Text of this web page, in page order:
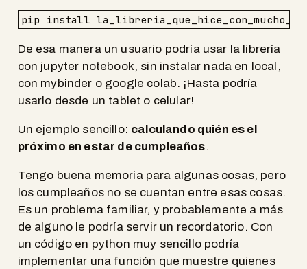
pip install
De esa manera un usuario podría usar la librería
con jupyter notebook, sin instalar nada en local,
con mybinder o google colab. ¡Hasta podría
usarlo desde un tablet o celular!
Un ejemplo sencillo: calculando quién es el
próximo en estar de cumpleaños.
Tengo buena memoria para algunas cosas, pero
los cumpleaños no se cuentan entre esas cosas.
Es un problema familiar, y probablemente a más
de alguno le podría servir un recordatorio. Con
un código en python muy sencillo podría
implementar una función que muestre quienes